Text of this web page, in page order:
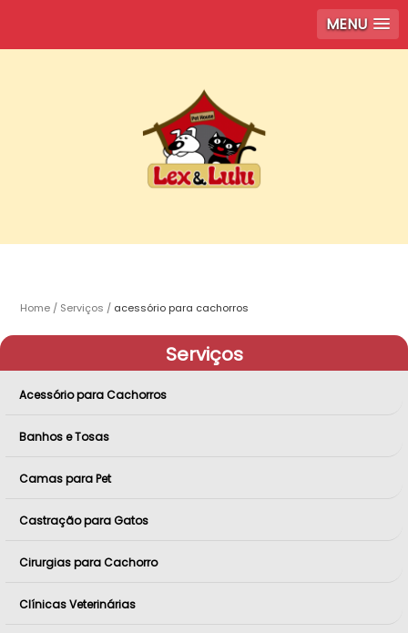
MENU
Home Serviços acessório para cachorros
Serviços
Acessório para Cachorros
Banhos e Tosas
Camas para Pet
Castração para Gatos
Cirurgias para Cachorro
Clínicas Veterinárias